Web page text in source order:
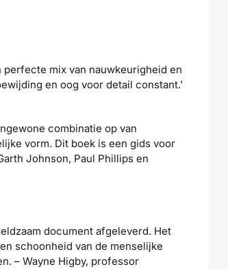
mix van nauwkeurigheid en
en oog voor detail constant.’
combinatie op van
vorm. Dit boek is een gids voor
Johnson, Paul Phillips en
document afgeleverd. Het
schoonheid van de menselijke
– Wayne Higby, professor